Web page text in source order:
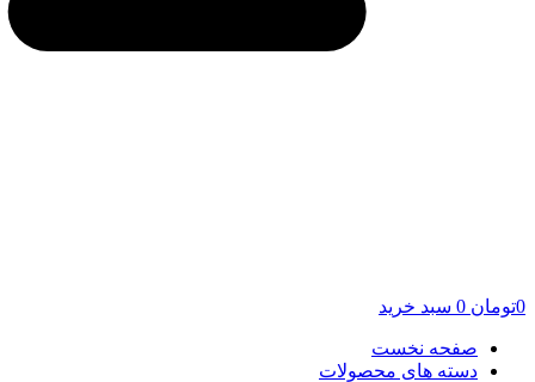
0تومان 0 سبد خرید
صفحه نخست
دسته های محصولات